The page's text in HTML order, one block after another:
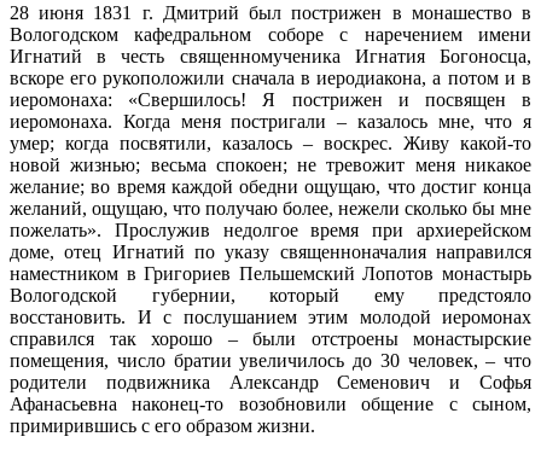
28 июня 1831 г. Дмитрий был пострижен в монашество в
Вологодском кафедральном соборе с наречением имени
Игнатий в честь священномученика Игнатия Богоносца,
вскоре его рукоположили сначала в иеродиакона, а потом и в
иеромонаха: «Свершилось! Я пострижен и посвящен в
иеромонаха. Когда меня постригали – казалось мне, что я
умер; когда посвятили, казалось – воскрес. Живу какой-то
новой жизнью; весьма спокоен; не тревожит меня никакое
желание; во время каждой обедни ощущаю, что достиг конца
желаний, ощущаю, что получаю более, нежели сколько бы мне
пожелать». Прослужив недолгое время при архиерейском
доме, отец Игнатий по указу священноначалия направился
наместником в Григориев Пельшемский Лопотов монастырь
Вологодской губернии, который ему предстояло
восстановить. И с послушанием этим молодой иеромонах
справился так хорошо – были отстроены монастырские
помещения, число братии увеличилось до 30 человек, – что
родители подвижника Александр Семенович и Софья
Афанасьевна наконец-то возобновили общение с сыном,
примирившись с его образом жизни.